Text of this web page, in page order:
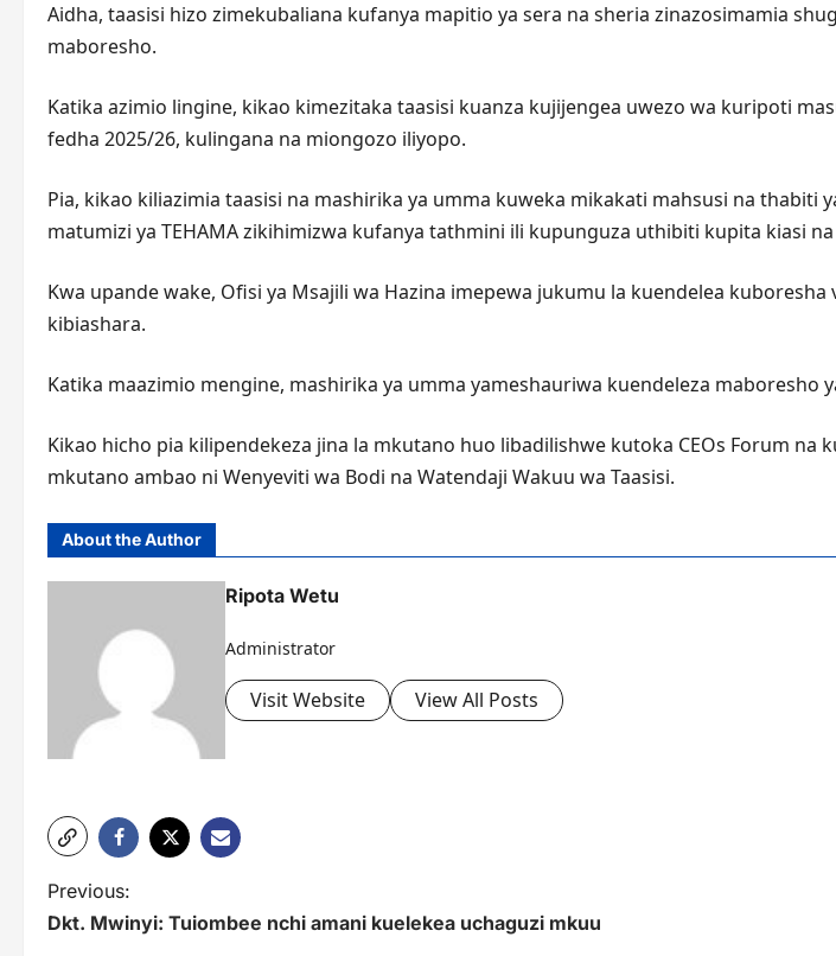
Aidha, taasisi hizo zimekubaliana kufanya mapitio ya sera na sheria zinazosimamia
maboresho.
Katika azimio lingine, kikao kimezitaka taasisi kuanza kujijengea uwezo wa kuripoti
fedha 2025/26, kulingana na miongozo iliyopo.
Pia, kikao kiliazimia taasisi na mashirika ya umma kuweka mikakati mahsusi na thabiti
matumizi ya TEHAMA zikihimizwa kufanya tathmini ili kupunguza uthibiti kupita kiasi
Kwa upande wake, Ofisi ya Msajili wa Hazina imepewa jukumu la kuendelea
kibiashara.
Katika maazimio mengine, mashirika ya umma yameshauriwa kuendeleza
Kikao hicho pia kilipendekeza jina la mkutano huo libadilishwe kutoka CEOs Forum na
mkutano ambao ni Wenyeviti wa Bodi na Watendaji Wakuu wa Taasisi.
About the Author
Ripota Wetu
Administrator
Visit Website View All Posts
P
o
Previous:
Dkt. Mwinyi: Tuiombee nchi amani kuelekea uchaguzi mkuu